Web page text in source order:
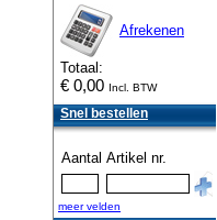
Afrekenen
Totaal:
€ 0,00 Incl. BTW
Snel bestellen
Aantal Artikel nr.
meer velden